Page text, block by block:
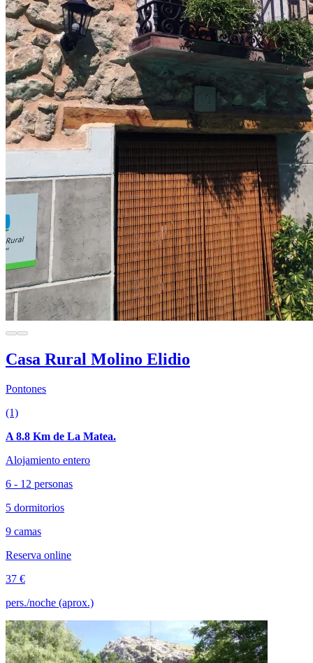
Casa Rural Molino Elidio
Pontones
(1)
A 8.8 Km de La Matea.
Alojamiento entero
6 - 12 personas
5 dormitorios
9 camas
Reserva online
37 €
pers./noche (aprox.)